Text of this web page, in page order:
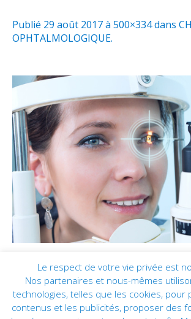
Publié 29 août 2017à 500×334 dans
OPHTALMOLOGIQUE.
Le respect de votre vie privée est
Nos partenaires et nous-mêmes
technologies, telles que les cookies, pour
contenus et les publicités, proposer des